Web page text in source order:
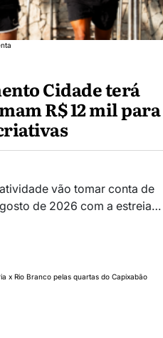
Cidade terá
R$ 12 mil para
vão tomar conta de
de 2026 com a estreia…